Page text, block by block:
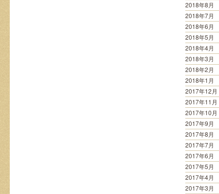
2018年8月
2018年7月
2018年6月
2018年5月
2018年4月
2018年3月
2018年2月
2018年1月
2017年12月
2017年11月
2017年10月
2017年9月
2017年8月
2017年7月
2017年6月
2017年5月
2017年4月
2017年3月